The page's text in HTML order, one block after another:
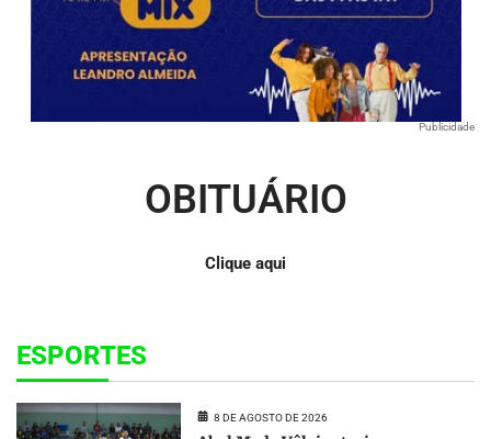
Publicidade
OBITUÁRIO
Clique aqui
ESPORTES
8 DE AGOSTO DE 2026